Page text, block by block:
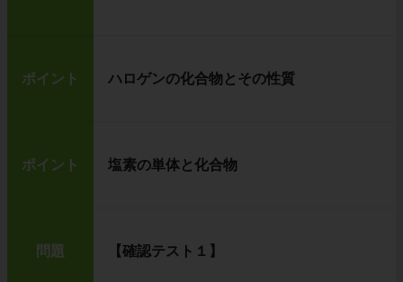
ポイント ハロゲンの化合物とその性質
ポイント 塩素の単体と化合物
問題 【確認テスト１】